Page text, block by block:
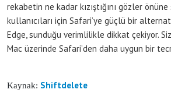
rekabetin ne kadar kızıştığını gözler
kullanıcıları için Safari’ye güçlü bir
Edge, sunduğu verimlilikle dikkat çekiyor.
Mac üzerinde Safari’den daha uygun bir
Kaynak: Shiftdelete